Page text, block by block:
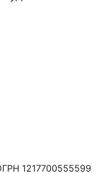
1217700555599